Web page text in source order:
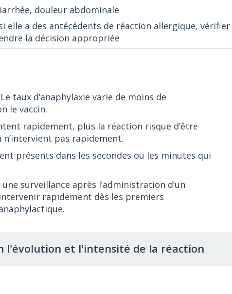
douleur abdominale
elle a des antécédents de réaction allergique,
la décision appropriée
taux d’anaphylaxie varie de moins de
le vaccin.
rapidement, plus la réaction risque d’être
n’intervient pas rapidement.
présents dans les secondes ou les minutes qui
surveillance après l’administration d’un
rapidement dès les premiers
l'évolution et l'intensité de la réaction